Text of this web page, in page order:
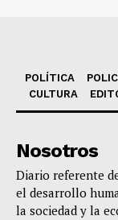
POLÍTICA
CULTURA
Nosotros
Diario referente
el desarrollo
la sociedad y la